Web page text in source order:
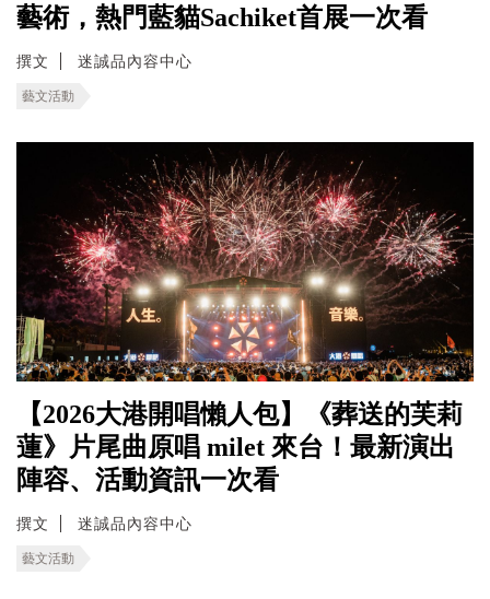
藝術，熱門藍貓Sachiket首展一次看
撰文 迷誠品內容中心
藝文活動
【2026大港開唱懶人包】《葬送的芙莉
蓮》片尾曲原唱 milet 來台！最新演出
陣容、活動資訊一次看
撰文 迷誠品內容中心
藝文活動